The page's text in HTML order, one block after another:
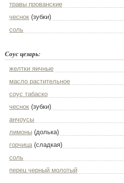
травы прованские
чеснок (зубки)
соль
Соус цезарь:
желтки яичные
масло растительное
соус табаско
чеснок (зубки)
анчоусы
лимоны (долька)
горчица(сладкая)
соль
перец черный молотый